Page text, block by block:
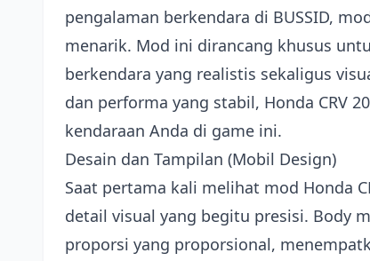
pengalaman berkendara di BUSSID,
menarik. Mod ini dirancang khusus
berkendara yang realistis sekaligus
dan performa yang stabil, Honda CRV
kendaraan Anda di game ini.
Desain dan Tampilan (Mobil Design)
Saat pertama kali melihat mod Honda
detail visual yang begitu presisi. Body
proporsi yang proporsional,